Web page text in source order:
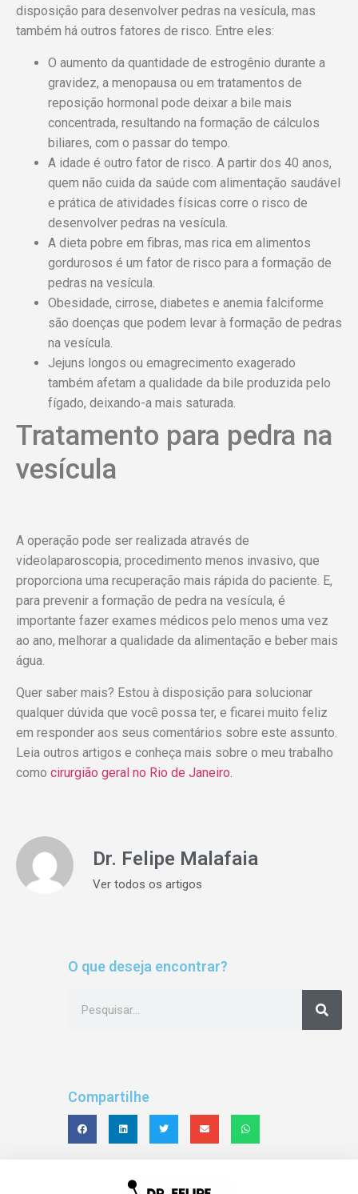
disposição para desenvolver pedras na vesícula, mas
também há outros fatores de risco. Entre eles:
O aumento da quantidade de estrogênio durante a
gravidez, a menopausa ou em tratamentos de
reposição hormonal pode deixar a bile mais
concentrada, resultando na formação de cálculos
biliares, com o passar do tempo.
A idade é outro fator de risco. A partir dos 40 anos,
quem não cuida da saúde com alimentação saudável
e prática de atividades físicas corre o risco de
desenvolver pedras na vesícula.
A dieta pobre em fibras, mas rica em alimentos
gordurosos é um fator de risco para a formação de
pedras na vesícula.
Obesidade, cirrose, diabetes e anemia falciforme
são doenças que podem levar à formação de pedras
na vesícula.
Jejuns longos ou emagrecimento exagerado
também afetam a qualidade da bile produzida pelo
fígado, deixando-a mais saturada.
Tratamento para pedra na
vesícula
A operação pode ser realizada através de
videolaparoscopia, procedimento menos invasivo, que
proporciona uma recuperação mais rápida do paciente. E,
para prevenir a formação de pedra na vesícula, é
importante fazer exames médicos pelo menos uma vez
ao ano, melhorar a qualidade da alimentação e beber mais
água.
Quer saber mais? Estou à disposição para solucionar
qualquer dúvida que você possa ter, e ficarei muito feliz
em responder aos seus comentários sobre este assunto.
Leia outros artigos e conheça mais sobre o meu trabalho
como cirurgião geral no Rio de Janeiro.
Dr. Felipe Malafaia
Ver todos os artigos
O que deseja encontrar?
Compartilhe